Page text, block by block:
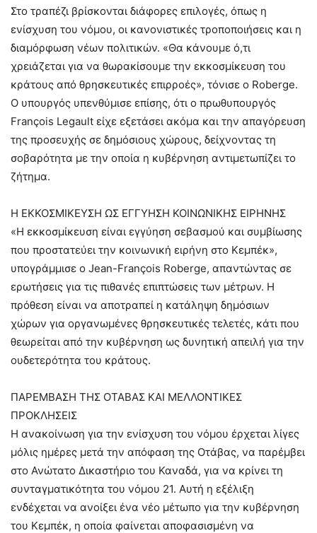
Στο τραπέζι βρίσκονται διάφορες επιλογές, όπως η
ενίσχυση του νόμου, οι κανονιστικές τροποποιήσεις και η
διαμόρφωση νέων πολιτικών. «Θα κάνουμε ό,τι
χρειάζεται για να θωρακίσουμε την εκκοσμίκευση του
κράτους από θρησκευτικές επιρροές», τόνισε ο Roberge.
Ο υπουργός υπενθύμισε επίσης, ότι ο πρωθυπουργός
François Legault είχε εξετάσει ακόμα και την απαγόρευση
της προσευχής σε δημόσιους χώρους, δείχνοντας τη
σοβαρότητα με την οποία η κυβέρνηση αντιμετωπίζει το
ζήτημα.
Η ΕΚΚΟΣΜΙΚΕΥΣΗ ΩΣ ΕΓΓΥΗΣΗ ΚΟΙΝΩΝΙΚΗΣ ΕΙΡΗΝΗΣ
«Η εκκοσμίκευση είναι εγγύηση σεβασμού και συμβίωσης
που προστατεύει την κοινωνική ειρήνη στο Κεμπέκ»,
υπογράμμισε ο Jean-François Roberge, απαντώντας σε
ερωτήσεις για τις πιθανές επιπτώσεις των μέτρων. Η
πρόθεση είναι να αποτραπεί η κατάληψη δημόσιων
χώρων για οργανωμένες θρησκευτικές τελετές, κάτι που
θεωρείται από την κυβέρνηση ως δυνητική απειλή για την
ουδετερότητα του κράτους.
ΠΑΡΕΜΒΑΣΗ ΤΗΣ ΟΤΑΒΑΣ ΚΑΙ ΜΕΛΛΟΝΤΙΚΕΣ
ΠΡΟΚΛΗΣΕΙΣ
Η ανακοίνωση για την ενίσχυση του νόμου έρχεται λίγες
μόλις ημέρες μετά την απόφαση της Οτάβας, να παρέμβει
στο Ανώτατο Δικαστήριο του Καναδά, για να κρίνει τη
συνταγματικότητα του νόμου 21. Αυτή η εξέλιξη
ενδέχεται να ανοίξει ένα νέο μέτωπο για την κυβέρνηση
του Κεμπέκ, η οποία φαίνεται αποφασισμένη να